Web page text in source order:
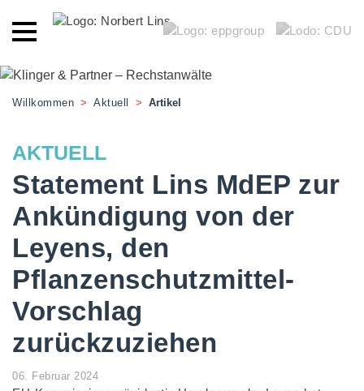
Willkommen > Aktuell > Artikel
AKTUELL
Statement Lins MdEP zur
Ankündigung von der
Leyens, den
Pflanzenschutzmittel-
Vorschlag
zurückzuziehen
06. Februar 2024